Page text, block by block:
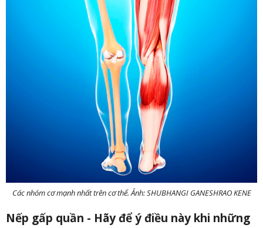
Các nhóm cơ mạnh nhất trên cơ thể. Ảnh: SHUBHANGI GANESHRAO KENE
Nếp gấp quần - Hãy để ý điều này khi những